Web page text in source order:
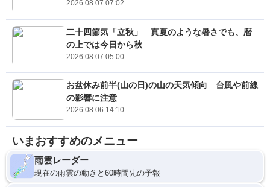
2026.08.07 07:02
二十四節気「立秋」 真夏のような暑さでも、暦
の上では今日から秋
2026.08.07 05:00
お盆休み前半(山の日)の山の天気傾向 台風や前線
の影響に注意
2026.08.06 14:10
いまおすすめのメニュー
雨雲レーダー
現在の雨雲の動きと60時間先の予報